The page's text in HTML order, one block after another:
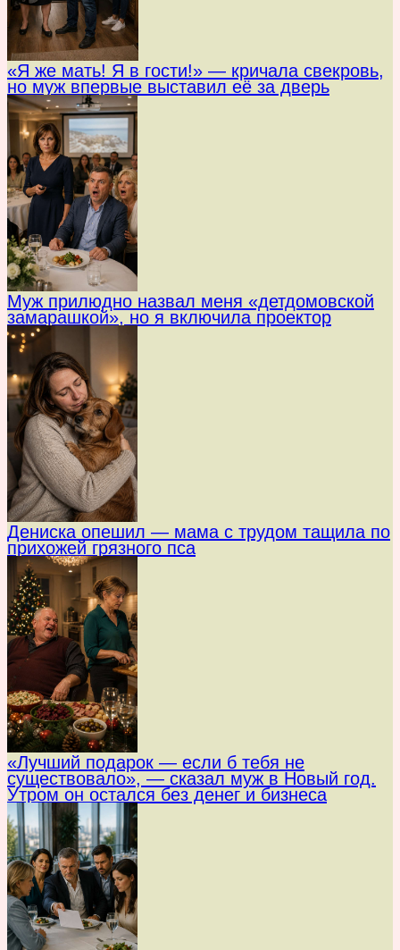
«Я же мать! Я в гости!» — кричала свекровь,
но муж впервые выставил её за дверь
Муж прилюдно назвал меня «детдомовской
замарашкой», но я включила проектор
Дениска опешил — мама с трудом тащила по
прихожей грязного пса
«Лучший подарок — если б тебя не
существовало», — сказал муж в Новый год.
Утром он остался без денег и бизнеса